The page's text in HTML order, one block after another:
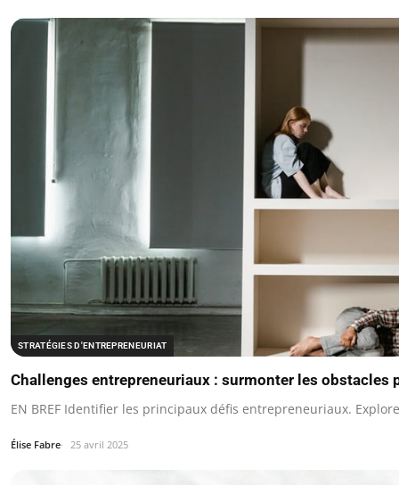
STRATÉGIES D'ENTREPRENEURIAT
Challenges entrepreneuriaux : surmonter les obstacles
EN BREF Identifier les principaux défis entrepreneuriaux.
Élise Fabre 25 avril 2025